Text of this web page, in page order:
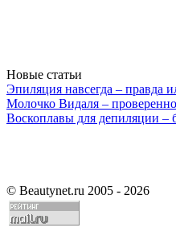
Новые статьи
Эпиляция навсегда – правда
Молочко Видаля –
Воскоплавы для депиляции –
© Beautynet.ru 2005 - 2026